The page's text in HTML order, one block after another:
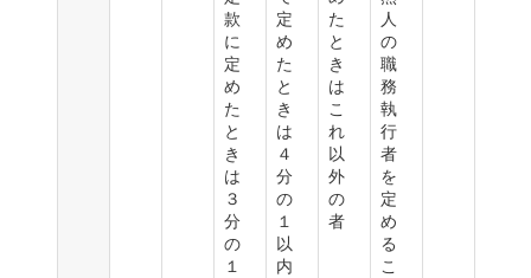
款
に
定
め
た
と
き
は
３
分
の
１
定
め
た
と
き
は
４
分
の
１
以
内
た
と
き
は
こ
れ
以
外
の
者
人
の
職
務
執
行
者
を
定
め
る
こ